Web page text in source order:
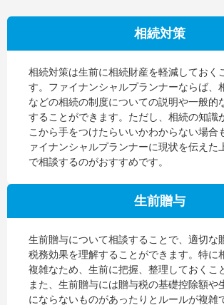
相続対策
相続対策は生前に相続財産を軽減しておく
す。ファイナンシャルプランナーならば、
などの相続の制度についての説明や一般的
することができます。ただし、相続の知識
こから手をつけたらいいかわからない場合
ァイナンシャルプランナーに現状を伝えた
で相談するのがおすすめです。
生前贈与
生前贈与について相談することで、適切な
税務効果を理解することができます。特に
複雑なため、生前に把握、整理しておくこ
また、生前贈与には贈与税の基礎控除額や
にならないものがあったりとルールが複雑